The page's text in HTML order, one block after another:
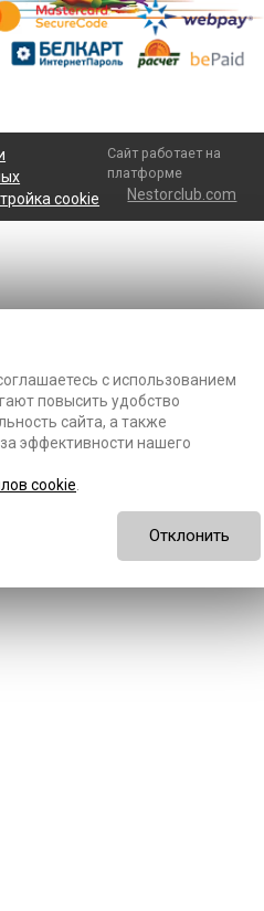
cookie
Сайт работает на
платформе
Nestorclub.com
с использованием
повысить удобство
сайта, а также
эффективности нашего
cookie
Отклонить